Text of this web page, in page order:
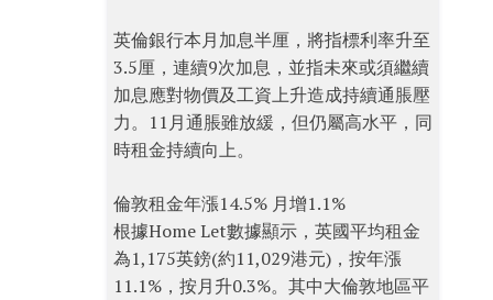
英倫銀行本月加息半厘，將指標利率升至
3.5厘，連續9次加息，並指未來或須繼續
加息應對物價及工資上升造成持續通脹壓
力。11月通脹雖放緩，但仍屬高水平，同
時租金持續向上。
倫敦租金年漲14.5% 月增1.1%
根據Home Let數據顯示，英國平均租金
為1,175英鎊(約11,029港元)，按年漲
11.1%，按月升0.3%。其中大倫敦地區平